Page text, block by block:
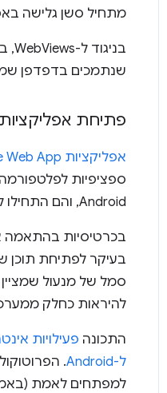
מתחיל סשן גלישה
שנתמכים בדפדפן
פתיחת אפליקציות Progressive Web באמצעות Trusted Web Activity
אפליקציות Progressive Web App
ספציפיות
Android, והם התחילו לבקש דרכים לשלב אפליקציות אינטרנט באפליקציות שלהם.
סמל של מנעול
להיראות כחלק
התכונה פעילויות
ל-Android
למפתחים לאמת